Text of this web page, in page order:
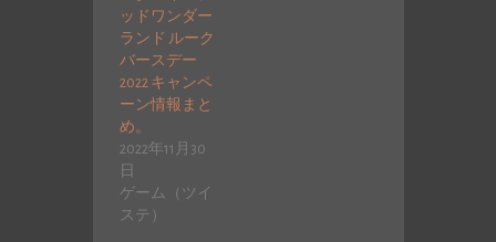
ッドワンダー
ランド ルーク
バースデー
2022 キャンペ
ーン情報まと
め。
2022年11月30
日
ゲーム（ツイ
ステ）